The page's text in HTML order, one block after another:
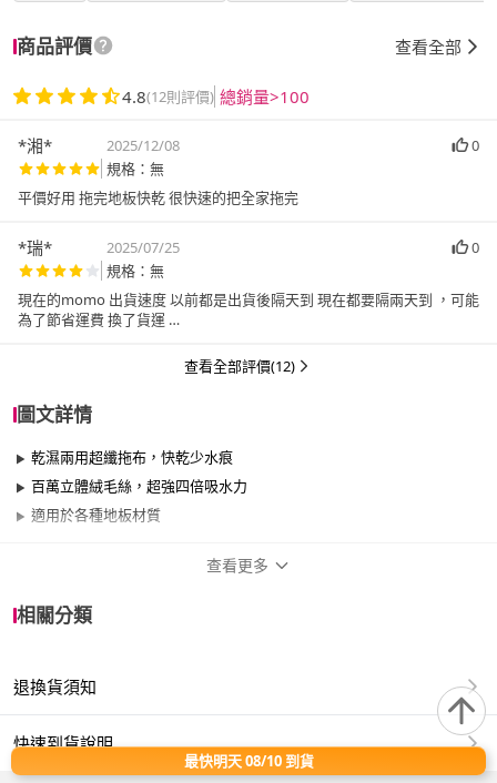
商品評價 查看全部
4.8(12則評價) 總銷量>100
*湘* 2025/12/08
0
規格：無
平價好用 拖完地板快乾 很快速的把全家拖完
*瑞* 2025/07/25
0
規格：無
現在的momo 出貨速度 以前都是出貨後隔天到 現在都要隔兩天到 ，可能
為了節省運費 換了貨運
查看全部評價(12)
圖文詳情
乾濕兩用超纖拖布，快乾少水痕
百萬立體絨毛絲，超強四倍吸水力
適用於各種地板材質
適用於
臥室、客廳、浴室、廚房、陽台、餐廳、室
內、室外、玄關
查看更多
相關分類
退換貨須知
快速到貨說明
最快明天 08/10 到貨